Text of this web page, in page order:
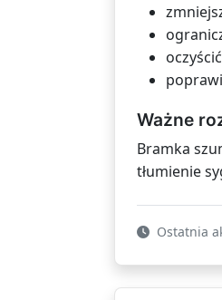
Ważne
Bramka
tłumienie
Ostatnia